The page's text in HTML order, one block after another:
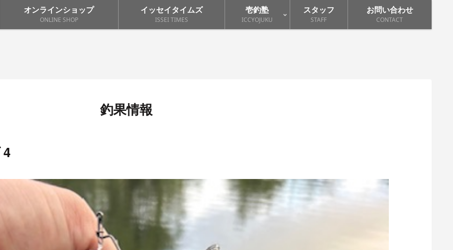
オンラインショップ
ONLINE SHOP
イッセイタイムズ
ISSEI TIMES
壱釣塾
ICCYOJUKU
スタッフ
STAFF
お問い合わせ
CONTACT
釣果情報
4